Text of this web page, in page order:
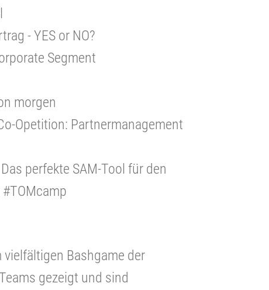
- YES or NO?
Segment
morgen
Opetition: Partnermanagement
perfekte SAM-Tool für den
Bashgame der
gezeigt und sind